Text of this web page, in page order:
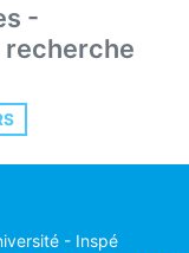
-
recherche
- Inspé